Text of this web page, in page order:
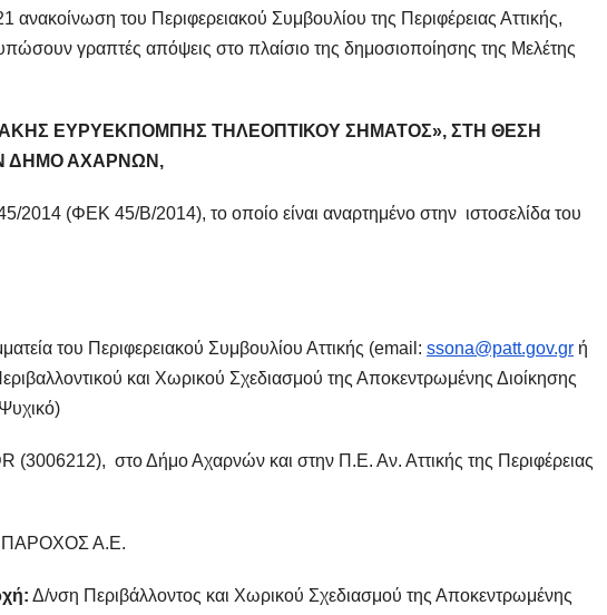
του Περιφερειακού Συμβουλίου της Περιφέρειας Αττικής,
γραπτές απόψεις στο πλαίσιο της δημοσιοποίησης της Μελέτης
ΕΥΡΥΕΚΠΟΜΠΗΣ ΤΗΛΕΟΠΤΙΚΟΥ ΣΗΜΑΤΟΣ», ΣΤΗ ΘΕΣΗ
ΔΗΜΟ ΑΧΑΡΝΩΝ ,
(ΦΕΚ 45/Β/2014), το οποίο είναι αναρτημένο στην ιστοσελίδα του
του Περιφερειακού Συμβουλίου Αττικής (email: ssona@patt.gov.gr ή
και Χωρικού Σχεδιασμού της Αποκεντρωμένης Διοίκησης
στο Δήμο Αχαρνών και στην Π.Ε. Αν. Αττικής της Περιφέρειας
ΠΑΡΟΧΟΣ Α.Ε.
Δ/νση Περιβάλλοντος και Χωρικού Σχεδιασμού της Αποκεντρωμένης